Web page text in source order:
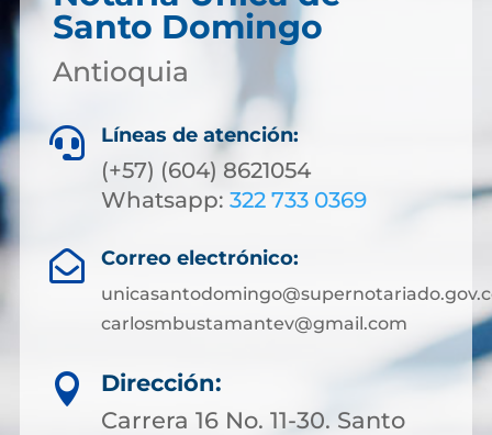
Santo Domingo
Antioquia
 Líneas de atención:
(+57) (604) 8621054
Whatsapp: 322 733 0369
 Correo electrónico:
carlosmbustamantev@gmail.com

Dirección:
Carrera 16 No. 11-30. Santo